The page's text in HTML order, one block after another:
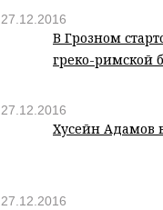
27.12.2016
В Грозном
греко-римской
27.12.2016
Хусейн Адамов
27.12.2016